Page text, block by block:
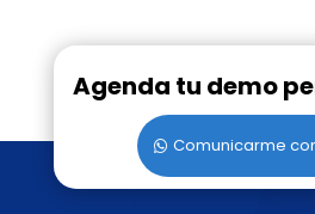
Agenda tu demo
Comunicarme